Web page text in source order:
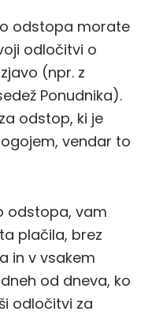
odstopa morate
odločitvi o
(npr. z
Ponudnika).
odstop, ki je
vendar to
odstopa, vam
plačila, brez
in v vsakem
od dneva, ko
odločitvi za